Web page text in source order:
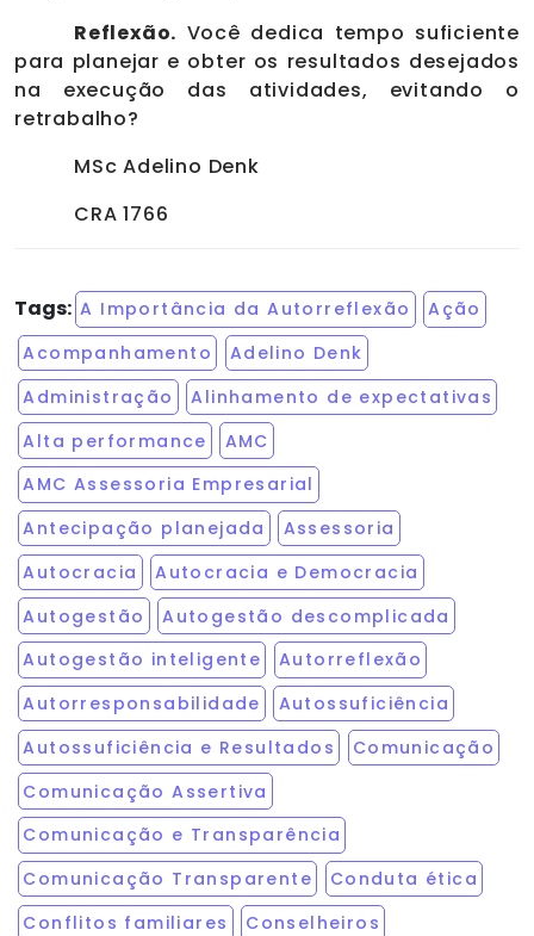
Reflexão. Você dedica tempo suficiente
para planejar e obter os resultados desejados
na execução das atividades, evitando o
retrabalho?
MSc Adelino Denk
CRA 1766
Tags: A Importância da Autorreflexão
Ação
Acompanhamento
Adelino Denk
Administração
Alinhamento de expectativas
Alta performance
AMC
AMC Assessoria Empresarial
Antecipação planejada
Assessoria
Autocracia
Autocracia e Democracia
Autogestão
Autogestão descomplicada
Autogestão inteligente
Autorreflexão
Autorresponsabilidade
Autossuficiência
Autossuficiência e Resultados
Comunicação
Comunicação Assertiva
Comunicação e Transparência
Comunicação Transparente
Conduta ética
Conflitos familiares
Conselheiros